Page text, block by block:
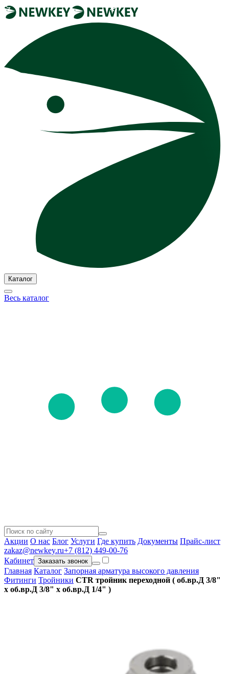
Каталог
Весь каталог
Акции О нас Блог Услуги Где купить Документы Прайс-лист
zakaz@newkey.ru+7 (812) 449-00-76
Кабинет Заказать звонок
Главная Каталог Запорная арматура высокого давления
Фитинги Тройники CTR тройник переходной ( об.вр.Д 3/8"
x об.вр.Д 3/8" x об.вр.Д 1/4" )